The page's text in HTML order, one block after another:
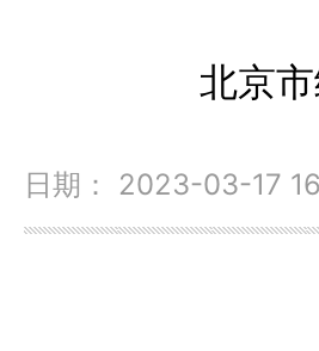
北京
日期： 2023-03-17